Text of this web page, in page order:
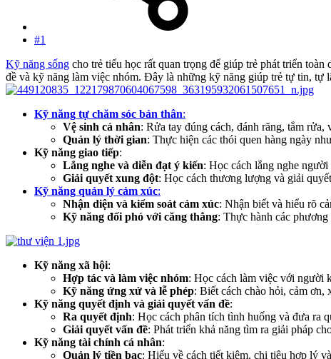
#1
Kỹ năng sống cho trẻ tiểu học rất quan trọng để giúp trẻ phát triển
đề và kỹ năng làm việc nhóm. Đây là những kỹ năng giúp trẻ tự tin, tự
Kỹ năng tự chăm sóc bản thân:
Vệ sinh cá nhân: Rửa tay đúng cách, đánh răng, tắm rửa,
Quản lý thời gian: Thực hiện các thói quen hàng ngày
Kỹ năng giao tiếp:
Lắng nghe và diễn đạt ý kiến: Học cách lắng nghe
Giải quyết xung đột: Học cách thương lượng và giải
Kỹ năng quản lý cảm xúc:
Nhận diện và kiểm soát cảm xúc: Nhận biết và hiểu rõ
Kỹ năng đối phó với căng thẳng: Thực hành các
Kỹ năng xã hội:
Hợp tác và làm việc nhóm: Học cách làm việc với người
Kỹ năng ứng xử và lễ phép: Biết cách chào hỏi, cảm
Kỹ năng quyết định và giải quyết vấn đề:
Ra quyết định: Học cách phân tích tình huống và đưa ra
Giải quyết vấn đề: Phát triển khả năng tìm ra giải pháp
Kỹ năng tài chính cá nhân:
Quản lý tiền bạc: Hiểu về cách tiết kiệm, chi tiêu hợp lý